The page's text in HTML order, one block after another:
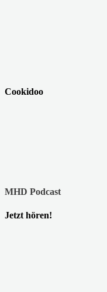
Cookidoo
MHD Podcast
Jetzt hören!